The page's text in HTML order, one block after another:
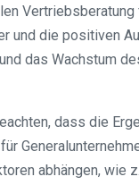
Vertriebsberatung
und die positiven
das Wachstum
dass die
abhängen, wie